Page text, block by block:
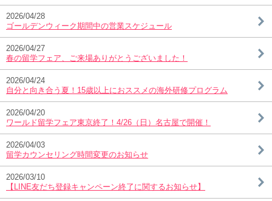
2026/04/28
ゴールデンウィーク期間中の営業スケジュール
2026/04/27
春の留学フェア、ご来場ありがとうございました！
2026/04/24
自分と向き合う夏！15歳以上におススメの海外研修プログラム
2026/04/20
ワールド留学フェア東京終了！4/26（日）名古屋で開催！
2026/04/03
留学カウンセリング時間変更のお知らせ
2026/03/10
【LINE友だち登録キャンペーン終了に関するお知らせ】